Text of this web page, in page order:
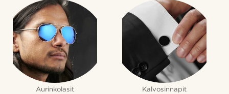
Aurinkolasit Kalvosinnapit